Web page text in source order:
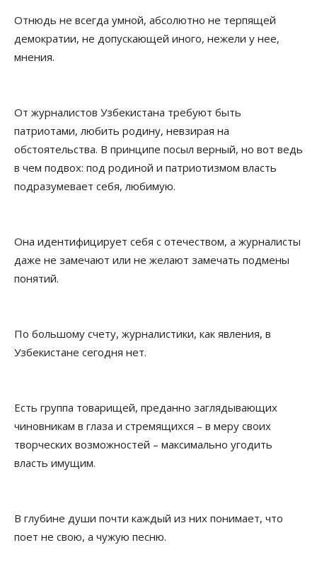
Отнюдь не всегда умной, абсолютно не терпящей
демократии, не допускающей иного, нежели у нее,
мнения.
От журналистов Узбекистана требуют быть
патриотами, любить родину, невзирая на
обстоятельства. В принципе посыл верный, но вот ведь
в чем подвох: под родиной и патриотизмом власть
подразумевает себя, любимую.
Она идентифицирует себя с отечеством, а журналисты
даже не замечают или не желают замечать подмены
понятий.
По большому счету, журналистики, как явления, в
Узбекистане сегодня нет.
Есть группа товарищей, преданно заглядывающих
чиновникам в глаза и стремящихся – в меру своих
творческих возможностей – максимально угодить
власть имущим.
В глубине души почти каждый из них понимает, что
поет не свою, а чужую песню.